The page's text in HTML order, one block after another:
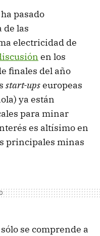
pasado
de las
electricidad de
en los
finales del año
start-upseuropeas
ya están
para minar
es altísimo en
principales minas
se comprende a